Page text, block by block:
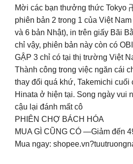
Mời các bạn thưởng thức Tokyo
phiên bản 2 trong 1 của Việt
và 6 bản Nhật), in trên giấy Bãi
chỉ vậy, phiên bản này còn có
GẬP 3 chỉ có tại thị trường Việt
Thành công trong việc ngăn cái
thay đổi quá khứ, Takemichi cuối
Hinata ở hiện tại. Song ngày vui
cậu lại đánh mất cô
PHIÊN CHỢ BÁCH HÓA
MUA GÌ CŨNG CÓ —Giảm đến
Mua ngay: